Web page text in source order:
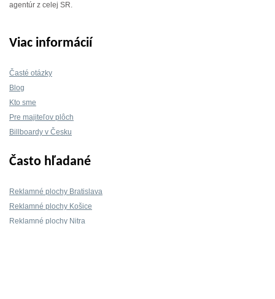
agentúr z celej SR.
Viac informácií
Časté otázky
Blog
Kto sme
Pre majiteľov plôch
Billboardy v Česku
Často hľadané
Reklamné plochy Bratislava
Reklamné plochy Košice
Reklamné plochy Nitra